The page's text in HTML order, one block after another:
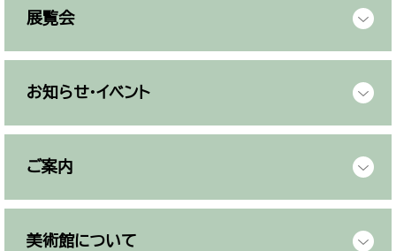
展覧会
お知らせ・イベント
ご案内
美術館について